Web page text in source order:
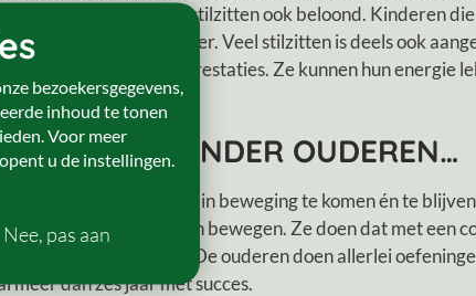
moe. Daarnaast wordt stilzitten ook beloond. Kinderen
van de juf of meester. Veel stilzitten is deels ook
dat staan ook betere prestaties. Ze kunnen hun energie
BEWEGEN ONDER OUDEREN…
nodig hebt om in beweging te komen én te
week een uur samen bewegen. Ze doen dat met een
met gesport heeft. De ouderen doen allerlei
meer dan zes jaar met succes.
bezoekersgegevens,
inhoud te tonen
Voor meer
u de instellingen.
Nee, pas aan